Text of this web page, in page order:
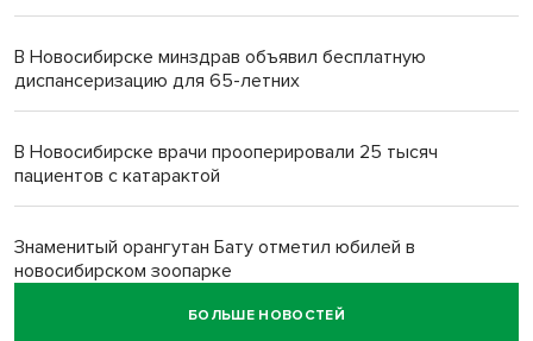
В Новосибирске минздрав объявил бесплатную
диспансеризацию для 65-летних
В Новосибирске врачи прооперировали 25 тысяч
пациентов с катарактой
Знаменитый орангутан Бату отметил юбилей в
новосибирском зоопарке
БОЛЬШЕ НОВОСТЕЙ